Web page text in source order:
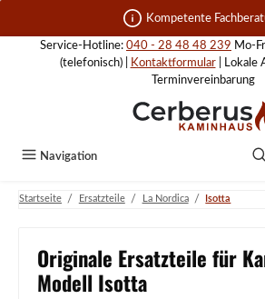
Zum Hauptinhalt springen Kompetente
Service-Hotline: 040 - 28 48 48 239 Mo-
(telefonisch) |
Kontaktformular| Lokale
Terminvereinbarung
Navigation
Startseite / Ersatzteile / La Nordica / Isotta
Originale Ersatzteile für
Modell Isotta